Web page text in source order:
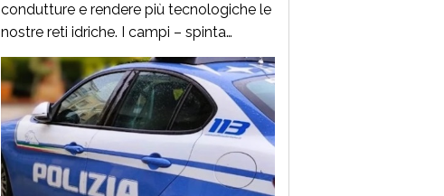
condutture e rendere più tecnologiche le
nostre reti idriche. I campi – spinta
primaria per l’economia della Calabria –
sono a secco così come le città. È un
problema per l’agricoltura ma anche per
il regolare servizio idrico ai cittadini. La
situazione si ripropone ciclicamente ed è
da questo inverno […]